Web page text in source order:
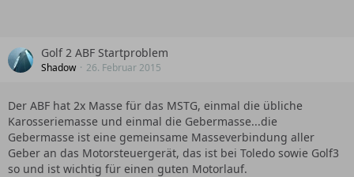
Golf 2 ABF Startproblem
Shadow 26. Februar 2015
Der ABF hat 2x Masse für das MSTG, einmal die übliche
Karosseriemasse und einmal die Gebermasse...die
Gebermasse ist eine gemeinsame Masseverbindung aller
Geber an das Motorsteuergerät, das ist bei Toledo sowie Golf3
so und ist wichtig für einen guten Motorlauf.